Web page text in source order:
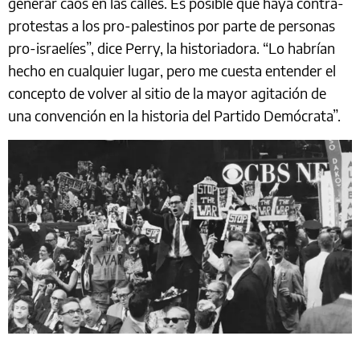
protestas a los pro-palestinos por parte de personas
pro-israelíes”, dice Perry, la historiadora. “Lo habrían
hecho en cualquier lugar, pero me cuesta entender el
concepto de volver al sitio de la mayor agitación de
una convención en la historia del Partido Demócrata”.